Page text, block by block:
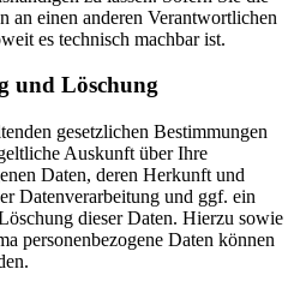
an einen anderen Verantwortlichen
es technisch machbar ist.
und Löschung
gesetzlichen Bestimmungen
Auskunft über Ihre
Daten, deren Herkunft und
Datenverarbeitung und ggf. ein
dieser Daten. Hierzu sowie
personenbezogene Daten können